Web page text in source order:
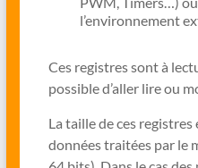
l’environnement
Ces registres sont à
possible d’aller lire ou
La taille de ces
données traitées par le